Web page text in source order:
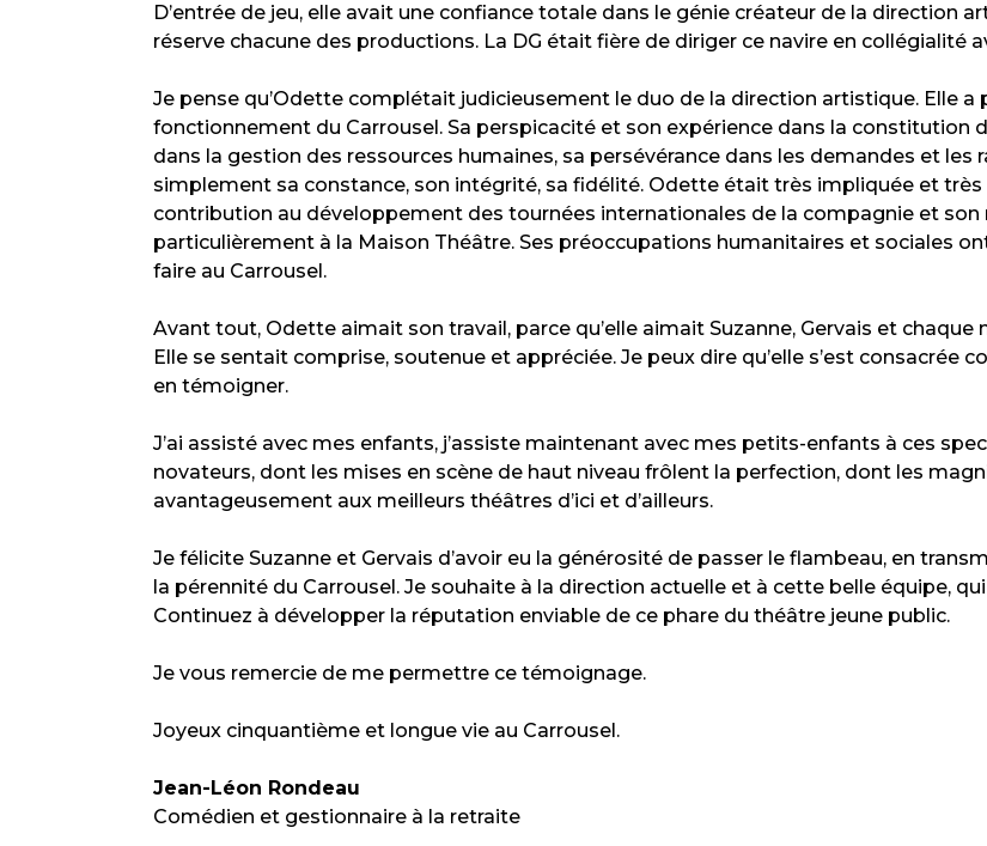
D’entrée de jeu, elle avait une confiance totale dans le génie créateur de la direction
réserve chacune des productions. La DG était fière de diriger ce navire en collégialité
Je pense qu’Odette complétait judicieusement le duo de la direction artistique. Elle
fonctionnement du Carrousel. Sa perspicacité et son expérience dans la constitution
dans la gestion des ressources humaines, sa persévérance dans les demandes et
simplement sa constance, son intégrité, sa fidélité. Odette était très impliquée et
contribution au développement des tournées internationales de la compagnie et
particulièrement à la Maison Théâtre. Ses préoccupations humanitaires et sociales
faire au Carrousel.
Avant tout, Odette aimait son travail, parce qu’elle aimait Suzanne, Gervais et
Elle se sentait comprise, soutenue et appréciée. Je peux dire qu’elle s’est consacrée
en témoigner.
J’ai assisté avec mes enfants, j’assiste maintenant avec mes petits-enfants à ces
novateurs, dont les mises en scène de haut niveau frôlent la perfection, dont les
avantageusement aux meilleurs théâtres d’ici et d’ailleurs.
Je félicite Suzanne et Gervais d’avoir eu la générosité de passer le flambeau, en
la pérennité du Carrousel. Je souhaite à la direction actuelle et à cette belle équipe,
Continuez à développer la réputation enviable de ce phare du théâtre jeune public.
Je vous remercie de me permettre ce témoignage.
Joyeux cinquantième et longue vie au Carrousel.
Jean-Léon Rondeau
Comédien et gestionnaire à la retraite